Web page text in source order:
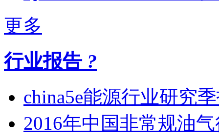
更多
行业报告 ?
china5e能源行业研究
2016年中国非常规油